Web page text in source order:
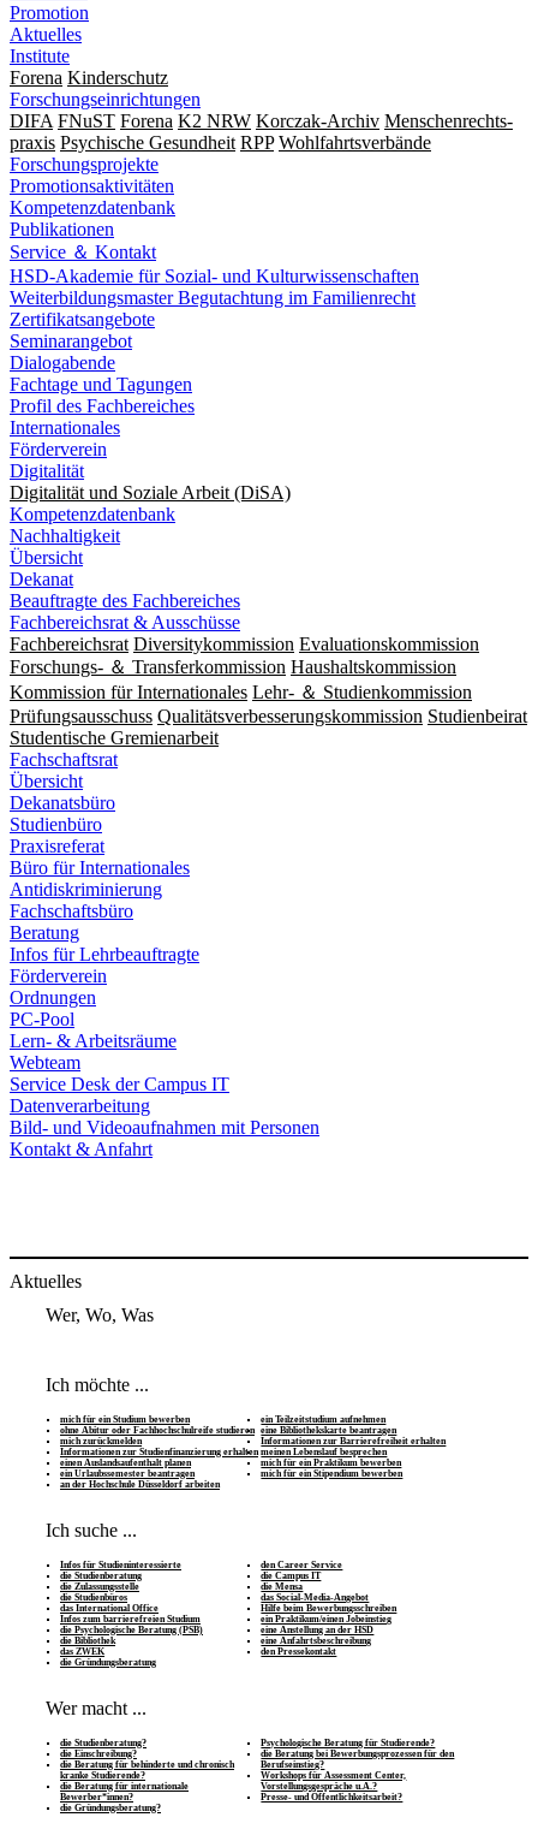
Promotion
Aktuelles
Institute
Forena Kinderschutz
Forschungseinrichtungen
DIFA FNuST Forena K2 NRW Korczak-Archiv Men­schen­rechts­
praxis Psy­chische Gesund­heit RPP Wohlfahrts­verbände
Forschungsprojekte
Promotionsaktivitäten
Kompetenzdatenbank
Publikationen
Service ＆ Kontakt
HSD-Akademie für Sozial- und Kulturwissenschaften
Weiterbildungsmaster Begutachtung im Familienrecht
Zertifikatsangebote
Seminarangebot
Dialogabende
Fachtage und Tagungen
Profil des Fachbereiches
Internationales
Förderverein
Digitalität
Digitalität und Soziale Arbeit (DiSA)
Kompetenzdatenbank
Nachhaltigkeit
Übersicht
Dekanat
Beauftragte des Fachbereiches
Fachbereichsrat & Ausschüsse
Fachbereichsrat Diversitykommission Evaluationskommission
Forschungs- ＆ Transferkommission Haushaltskommission
Kommission für Internationales Lehr- ＆ Studienkommission
Prüfungsausschuss Qualitätsverbesserungskommission Studienbeirat
Studentische Gremienarbeit
Fachschaftsrat
Übersicht
Dekanatsbüro
Studienbüro
Praxisreferat
Büro für Internationales
Antidiskriminierung
Fachschaftsbüro
Beratung
Infos für Lehrbeauftragte
Förderverein
Ordnungen
PC-Pool
Lern- & Arbeitsräume
Webteam
Service Desk der Campus IT
Datenverarbeitung
Bild- und Videoaufnahmen mit Personen
Kontakt & Anfahrt
Aktuelles
Wer, Wo, Was
Ich möchte ...
mich für ein Studium bewerben
ohne Abitur oder Fachhochschulreife studieren
mich zurückmelden
Informationen zur Studienfinanzierung erhalten
einen Auslandsaufenthalt planen
ein Urlaubssemester beantragen
an der Hochschule Düsseldorf arbeiten
ein Teilzeitstudium aufnehmen
eine Bibliothekskarte beantragen
Informationen zur Barrierefreiheit erhalten
meinen Lebenslauf besprechen
mich für ein Praktikum bewerben
mich für ein Stipendium bewerben
Ich suche ...
Infos für Studieninteressierte
die Studienberatung
die Zulassungsstelle
die Studienbüros
das International Office
Infos zum barrierefreien Studium
die Psychologische Beratung (PSB)
die Bibliothek
das ZWEK
die Gründungsberatung
den Career Service
die Campus IT
die Mensa
das Social-Media-Angebot
Hilfe beim Bewerbungsschreiben
ein Praktikum/einen Jobeinstieg
eine Anstellung an der HSD
eine Anfahrtsbeschreibung
den Pressekontakt
Wer macht ...
die Studienberatung?
die Einschreibung?
die Beratung für behinderte und chronisch
kranke Studierende?
die Beratung für internationale
Bewerber*innen?
die Gründungsberatung?
Psychologische Beratung für Studierende?
die Beratung bei Bewerbungsprozessen für den
Berufseinstieg?
Workshops für Assessment Center,
Vorstellungsgespräche u.Ä.?
Presse- und Öffentlichkeitsarbeit?